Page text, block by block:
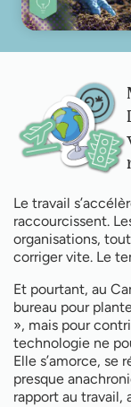
Le travail
raccourcissent.
organisations,
corriger vite. Le
Et pourtant, au
bureau pour
», mais pour
technologie ne
Elle s’amorce, se
presque
rapport au